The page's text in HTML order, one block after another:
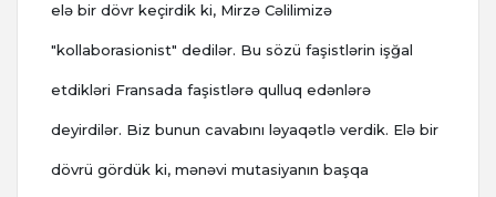
elə bir dövr keçirdik ki, Mirzə Cəlilimizə
"kollaborasionist" dedilər. Bu sözü faşistlərin işğal
etdikləri Fransada faşistlərə qulluq edənlərə
deyirdilər. Biz bunun cavabını ləyaqətlə verdik. Elə bir
dövrü gördük ki, mənəvi mutasiyanın başqa